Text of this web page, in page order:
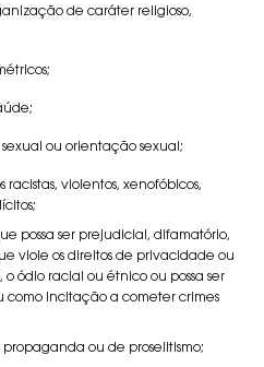
de caráter religioso,
ou orientação sexual;
violentos, xenofóbicos,
possa ser prejudicial, difamatório,
viole os direitos de privacidade ou
ódio racial ou étnico ou possa ser
como incitação a cometer crimes
propaganda ou de proselitismo;